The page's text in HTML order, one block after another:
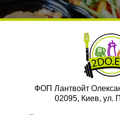
ФОП Лантвойт
02095, Киев, ул.